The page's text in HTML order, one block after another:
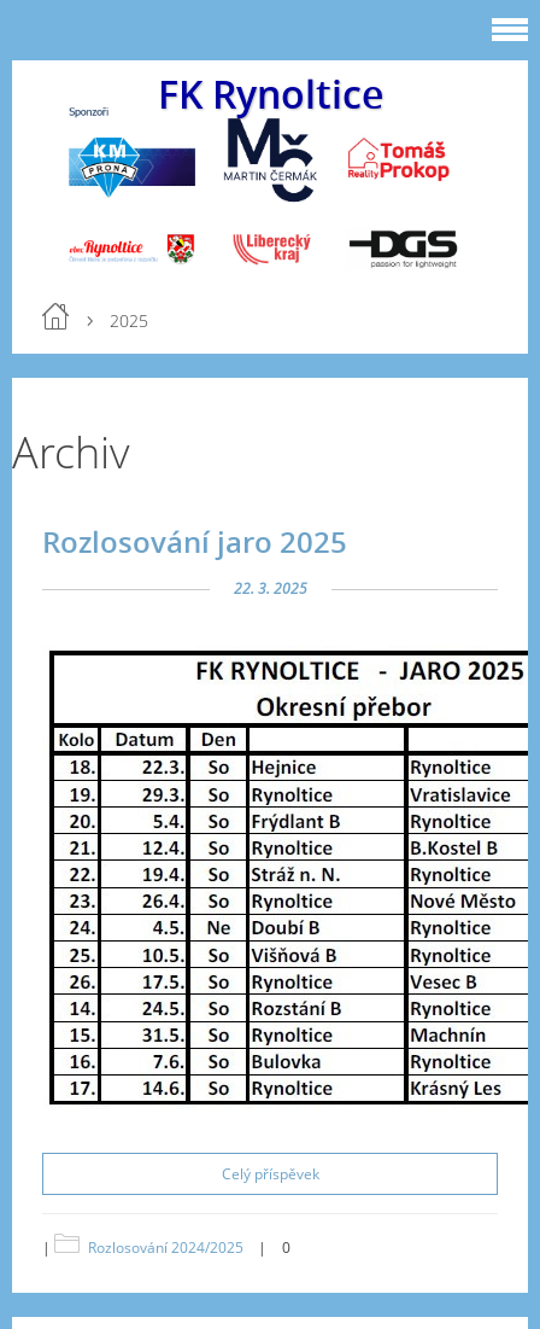
FK Rynoltice
2025
Archiv
Rozlosování jaro 2025
22. 3. 2025
Celý příspěvek
| Rozlosování 2024/2025 | 0